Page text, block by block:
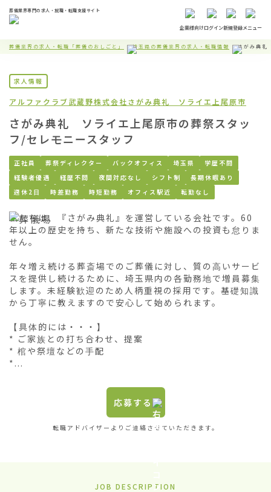
葬儀業界専門の求人・就職・転職支援サイト
企業様向けログイン新規登録メニュー
葬儀業界の求人・転職「葬儀のおしごと」 埼玉県の葬儀業界の求人・転職情報 さがみ典礼
求人情報
アルファクラブ武蔵野株式会社さがみ典礼 ソライエ上尾原市
さがみ典礼 ソライエ上尾原市の葬祭スタッ
フ/セレモニースタッフ
正社員 葬祭ディレクター バックオフィス 埼玉県
学歴不問
経験者優遇
経歴不問 夜間対応なし シフト制
長期休暇あり
週休2日
時差勤務 時短勤務 オフィス駅近 転勤なし
私たちは、『さがみ典礼』を運営している会社です。60
年以上の歴史を持ち、新たな技術や施設への投資も怠りま
せん。
年々増え続ける葬斎場でのご葬儀に対し、質の高いサービ
スを提供し続けるために、埼玉県内の各勤務地で増員募集
します。未経験歓迎のため人柄重視の採用です。基礎知識
から丁寧に教えますので安心して始められます。
【具体的には・・・】
* ご家族との打ち合わせ、提案
* 棺や祭壇などの手配
*...
応募する
転職アドバイザーよりご連絡させていただきます。
JOB DESCRIPTION